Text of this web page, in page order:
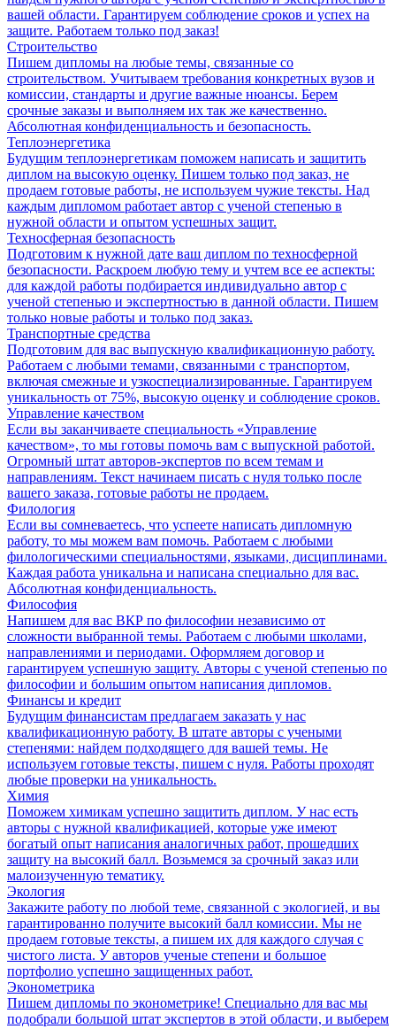
вашей области. Гарантируем соблюдение сроков и успех на
защите. Работаем только под заказ!
Строительство
Пишем дипломы на любые темы, связанные со
строительством. Учитываем требования конкретных вузов и
комиссии, стандарты и другие важные нюансы. Берем
срочные заказы и выполняем их так же качественно.
Абсолютная конфиденциальность и безопасность.
Теплоэнергетика
Будущим теплоэнергетикам поможем написать и защитить
диплом на высокую оценку. Пишем только под заказ, не
продаем готовые работы, не используем чужие тексты. Над
каждым дипломом работает автор с ученой степенью в
нужной области и опытом успешных защит.
Техносферная безопасность
Подготовим к нужной дате ваш диплом по техносферной
безопасности. Раскроем любую тему и учтем все ее аспекты:
для каждой работы подбирается индивидуально автор с
ученой степенью и экспертностью в данной области. Пишем
только новые работы и только под заказ.
Транспортные средства
Подготовим для вас выпускную квалификационную работу.
Работаем с любыми темами, связанными с транспортом,
включая смежные и узкоспециализированные. Гарантируем
уникальность от 75%, высокую оценку и соблюдение сроков.
Управление качеством
Если вы заканчиваете специальность «Управление
качеством», то мы готовы помочь вам с выпускной работой.
Огромный штат авторов-экспертов по всем темам и
направлениям. Текст начинаем писать с нуля только после
вашего заказа, готовые работы не продаем.
Филология
Если вы сомневаетесь, что успеете написать дипломную
работу, то мы можем вам помочь. Работаем с любыми
филологическими специальностями, языками, дисциплинами.
Каждая работа уникальна и написана специально для вас.
Абсолютная конфиденциальность.
Философия
Напишем для вас ВКР по философии независимо от
сложности выбранной темы. Работаем с любыми школами,
направлениями и периодами. Оформляем договор и
гарантируем успешную защиту. Авторы с ученой степенью по
философии и большим опытом написания дипломов.
Финансы и кредит
Будущим финансистам предлагаем заказать у нас
квалификационную работу. В штате авторы с учеными
степенями: найдем подходящего для вашей темы. Не
используем готовые тексты, пишем с нуля. Работы проходят
любые проверки на уникальность.
Химия
Поможем химикам успешно защитить диплом. У нас есть
авторы с нужной квалификацией, которые уже имеют
богатый опыт написания аналогичных работ, прошедших
защиту на высокий балл. Возьмемся за срочный заказ или
малоизученную тематику.
Экология
Закажите работу по любой теме, связанной с экологией, и вы
гарантированно получите высокий балл комиссии. Мы не
продаем готовые тексты, а пишем их для каждого случая с
чистого листа. У авторов ученые степени и большое
портфолио успешно защищенных работ.
Эконометрика
Пишем дипломы по эконометрике! Специально для вас мы
подобрали большой штат экспертов в этой области, и выберем